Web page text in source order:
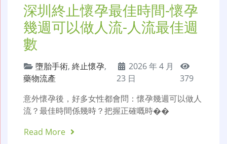
深圳終止懷孕最佳時間-懷孕
幾週可以做人流-人流最佳週
數
墮胎手術, 終止懷孕,
藥物流產
2026 年 4 月
23 日
379
意外懷孕後，好多女性都會問：懷孕幾週可以做人
流？最佳時間係幾時？把握正確嘅時��
Read More